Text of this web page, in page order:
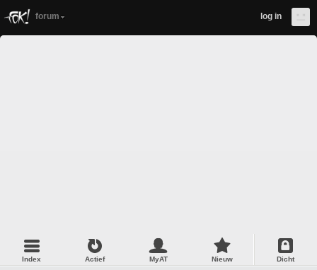
forum log in
Index Actief MyAT Nieuw Dicht